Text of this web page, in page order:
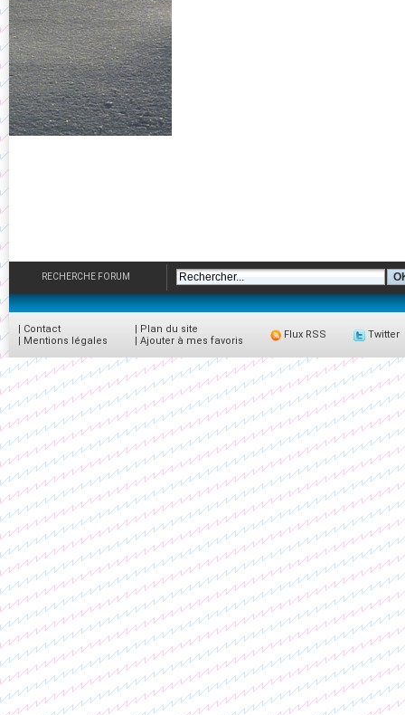
RECHERCHE FORUM
| Contact
| Mentions légales
| Plan du site
| Ajouter à mes favoris
Flux RSS Twitter